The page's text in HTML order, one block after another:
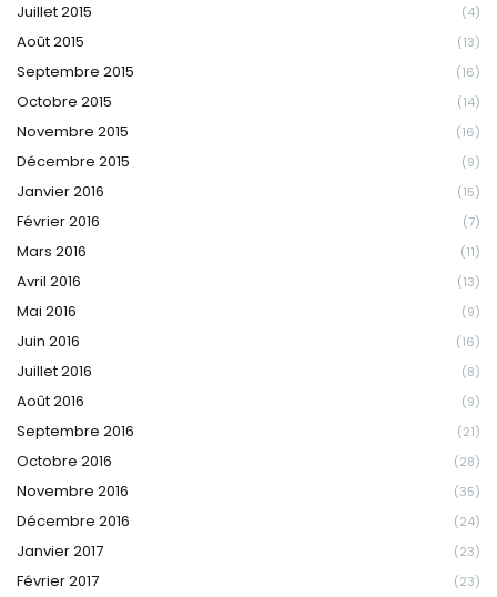
Juillet 2015 (4)
Août 2015 (13)
Septembre 2015 (16)
Octobre 2015 (14)
Novembre 2015 (16)
Décembre 2015 (9)
Janvier 2016 (15)
Février 2016 (7)
Mars 2016 (11)
Avril 2016 (13)
Mai 2016 (9)
Juin 2016 (16)
Juillet 2016 (8)
Août 2016 (9)
Septembre 2016 (21)
Octobre 2016 (28)
Novembre 2016 (35)
Décembre 2016 (24)
Janvier 2017 (23)
Février 2017 (23)